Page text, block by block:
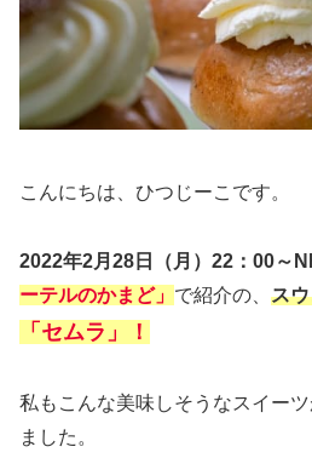
こんにちは、ひつじーこです。
2022年2月28日（月）22：00～
ーテルのかまど」 で紹介の、 ス
「セムラ」！
私もこんな美味しそうなスイー
ました。